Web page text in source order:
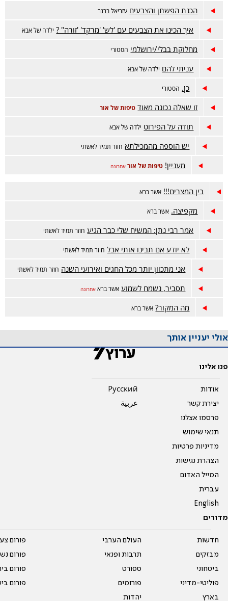
הכנת הפשתן והצבעים עזריאל ברגר
איך הכינו את הצבעים עם 'לש' 'מרקד' 'זורה" ? ילדה של אבא
מחלוקת בבלי/ירושלמי הסטורי
עניתי להם ילדה של אבא
כן. הסטורי
זו שאלה נכונה מאוד טיפות של אור
תודה על הפירוט ילדה של אבא
יש הוספה מהמכילתא חוזר תמיד לאשתי
מעניין! טיפות של אור אחרונה
בין המצרים!!! אשר ברא
מקפיצה. אשר ברא
אמר רבי נתן: המשיח שלי כבר הגיע חוזר תמיד לאשתי
לא יודע אם תבינו אותי אבל חוזר תמיד לאשתי
אני מתכוון יותר מכל החגים ואירועי השנה חוזר תמיד לאשתי
תסביר, נשמח לשמוע אשר ברא אחרונה
מה המקור? אשר ברא
אולי יעניין אותך
פנו אלינו
אודות
יצירת קשר
פרסמו אצלנו
תנאי שימוש
מדיניות פרטיות
הצהרת נגישות
המייל האדום
עברית
English
Pусский
عربية
מדורים
חדשות
מבזקים
ביטחוני
פוליטי-מדיני
בארץ
העולם הערבי
תרבות ופנאי
ספורט
פורומים
יהדות
פורום
פורום
פורום
פורום